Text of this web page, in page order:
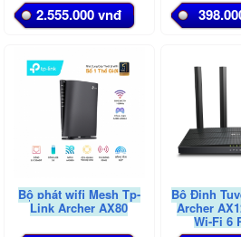
2.555.000 vnđ
Bộ phát wifi Mesh Tp-
Link Archer AX80
Bộ Định
Archer
Wi-Fi 6